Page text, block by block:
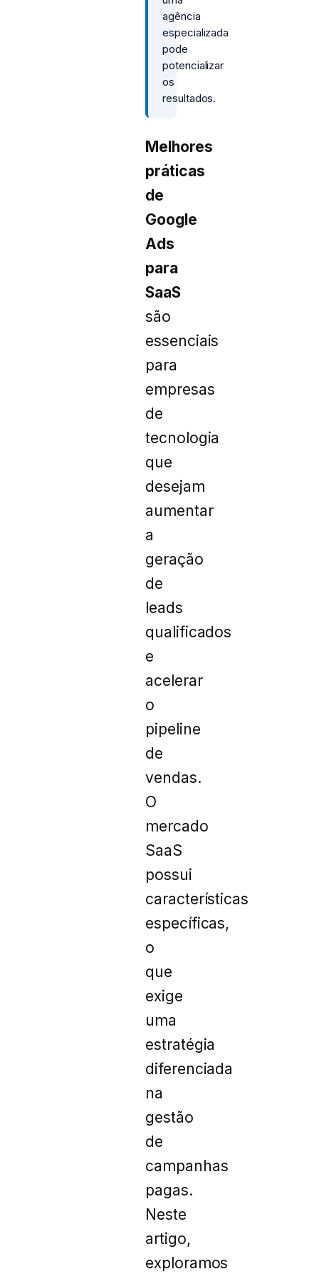
agência
especializada
pode
potencializar
os
resultados.
Melhores
práticas
de
Google
Ads
para
SaaS
são
essenciais
para
empresas
de
tecnologia
que
desejam
aumentar
a
geração
de
leads
qualificados
e
acelerar
o
pipeline
de
vendas.
O
mercado
SaaS
possui
características
específicas,
o
que
exige
uma
estratégia
diferenciada
na
gestão
de
campanhas
pagas.
Neste
artigo,
exploramos